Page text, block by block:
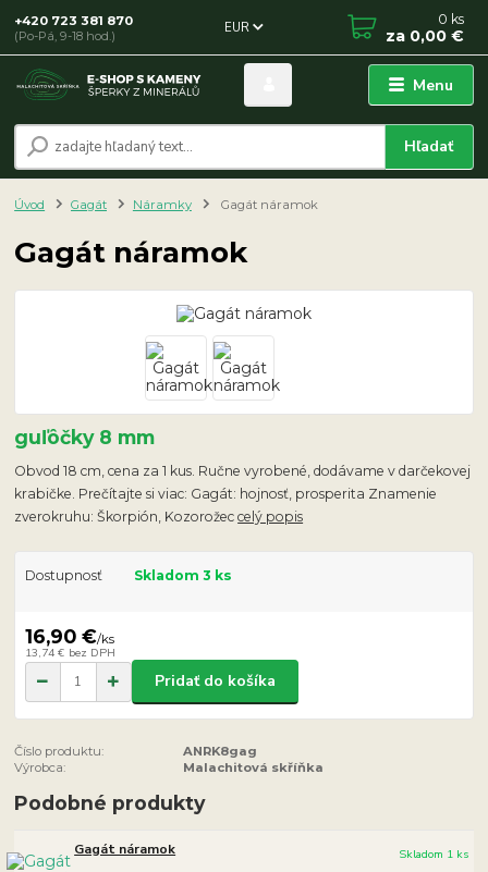
Menu
EUR
Hľadať
+420 723 381 870
(Po-Pá, 9-18 hod.)
0 ks
za 0,00 €
Úvod Gagát Náramky Gagát náramok
Gagát náramok
guľôčky 8 mm
Obvod 18 cm, cena za 1 kus. Ručne vyrobené, dodávame v darčekovej
krabičke. Prečítajte si viac: Gagát: hojnosť, prosperita Znamenie
zverokruhu: Škorpión, Kozorožeccelý popis
Dostupnosť Skladom 3 ks
16,90 €/ks
13,74 € bez DPH
Pridať do košíka
Číslo produktu:
ANRK8gag
Výrobca:
Malachitová skříňka
Podobné produkty
Gagát náramok Skladom 1 ks